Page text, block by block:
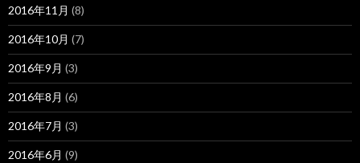
2016年11月 (8)
2016年10月 (7)
2016年9月 (3)
2016年8月 (6)
2016年7月 (3)
2016年6月 (9)